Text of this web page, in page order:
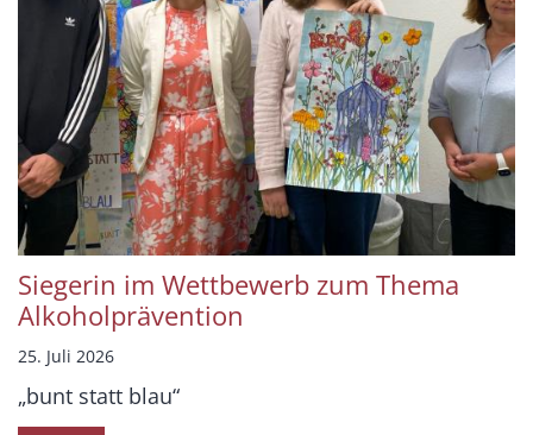
Siegerin im Wettbewerb zum Thema
Alkoholprävention
25. Juli 2026
„bunt statt blau“